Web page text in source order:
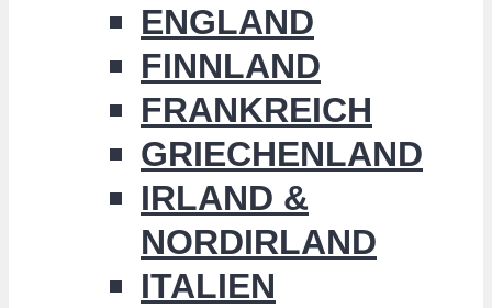
ENGLAND
FINNLAND
FRANKREICH
GRIECHENLAND
IRLAND &
NORDIRLAND
ITALIEN